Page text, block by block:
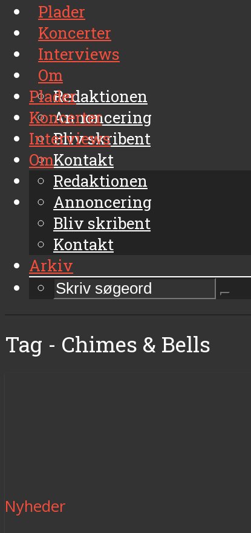
Plader
Koncerter
Interviews
Om
Redaktionen
Annoncering
Bliv skribent
Kontakt
Arkiv
Plader
Koncerter
Interviews
Om
Redaktionen
Annoncering
Bliv skribent
Kontakt
Arkiv
Tag - Chimes & Bells
Nyheder